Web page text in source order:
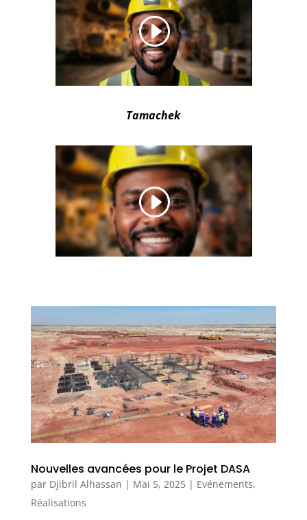
Tamachek
Nouvelles avancées pour le Projet DASA
par Djibril Alhassan | Mai 5, 2025| Evénements,
Réalisations